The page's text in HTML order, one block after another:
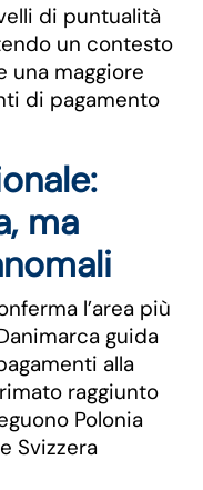
di puntualità
un contesto
una maggiore
di pagamento
ma
l’area più
guida
alla
raggiunto
Polonia
Svizzera